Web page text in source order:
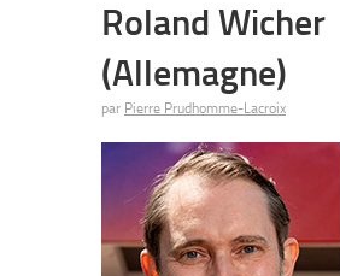
Roland Wicher
(Allemagne)
par Pierre Prudhomme-Lacroix